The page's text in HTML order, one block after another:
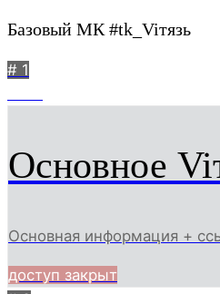
Базовый МК #tk_Viтязь
# 1
Основное
Основная информация +
доступ закрыт